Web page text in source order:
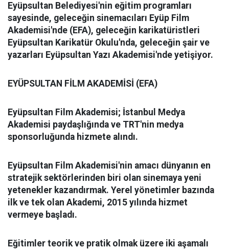
Eyüpsultan Belediyesi'nin eğitim programları
sayesinde, geleceğin sinemacıları Eyüp Film
Akademisi'nde (EFA), geleceğin karikatüristleri
Eyüpsultan Karikatür Okulu'nda, geleceğin şair ve
yazarları Eyüpsultan Yazı Akademisi'nde yetişiyor.
EYÜPSULTAN FİLM AKADEMİSİ (EFA)
Eyüpsultan Film Akademisi; İstanbul Medya
Akademisi paydaşlığında ve TRT'nin medya
sponsorluğunda hizmete alındı.
Eyüpsultan Film Akademisi'nin amacı dünyanın en
stratejik sektörlerinden biri olan sinemaya yeni
yetenekler kazandırmak. Yerel yönetimler bazında
ilk ve tek olan Akademi, 2015 yılında hizmet
vermeye başladı.
Eğitimler teorik ve pratik olmak üzere iki aşamalı